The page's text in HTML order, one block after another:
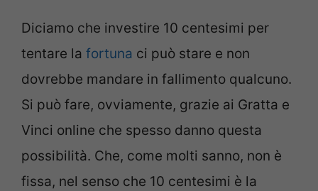
Diciamo che investire 10 centesimi per
tentare la fortuna ci può stare e non
dovrebbe mandare in fallimento qualcuno.
Si può fare, ovviamente, grazie ai Gratta e
Vinci online che spesso danno questa
possibilità. Che, come molti sanno, non è
fissa, nel senso che 10 centesimi è la